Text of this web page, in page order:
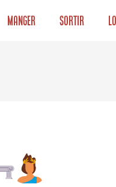
Manger Sortir